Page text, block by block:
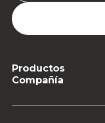
Productos
Compañía